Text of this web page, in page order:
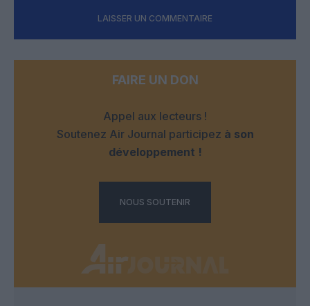
LAISSER UN COMMENTAIRE
FAIRE UN DON
Appel aux lecteurs !
Soutenez Air Journal participez à son
développement !
NOUS SOUTENIR